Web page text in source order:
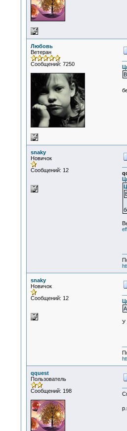
Любовь
Ветеран
Сообщений: 7250
snaky
Новичок
Сообщений: 12
snaky
Новичок
Сообщений: 12
У
qquest
Пользователь
Сообщений: 198